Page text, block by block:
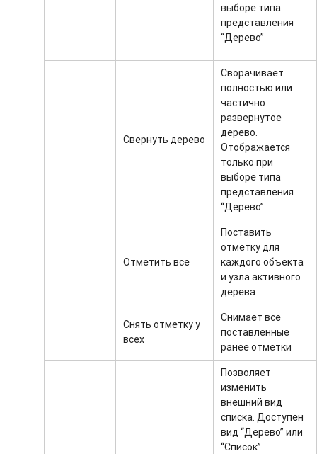
выборе типа
представления
“Дерево”
Свернуть дерево
Сворачивает
полностью или
частично
развернутое
дерево.
Отображается
только при
выборе типа
представления
“Дерево”
Отметить все
Поставить
отметку для
каждого объекта
и узла активного
дерева
Снять отметку у
всех
Снимает все
поставленные
ранее отметки
Позволяет
изменить
внешний вид
списка. Доступен
вид “Дерево” или
“Список”